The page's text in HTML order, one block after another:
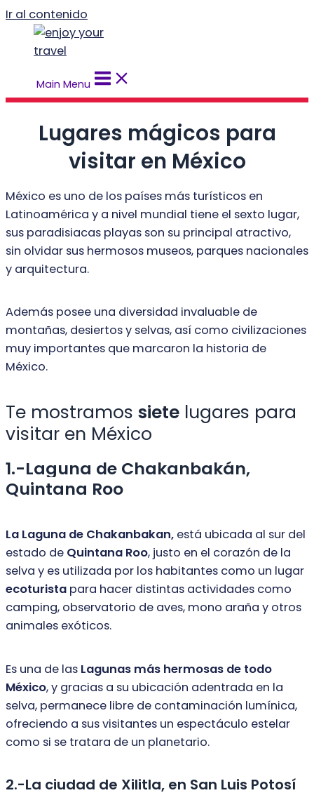
Ir al contenido
Main Menu
Lugares mágicos para
visitar en México
México es uno de los países más turísticos en
Latinoamérica y a nivel mundial tiene el sexto lugar,
sus paradisiacas playas son su principal atractivo,
sin olvidar sus hermosos museos, parques nacionales
y arquitectura.
Además posee una diversidad invaluable de
montañas, desiertos y selvas, así como civilizaciones
muy importantes que marcaron la historia de
México.
Te mostramos siete lugares para
visitar en México
1.-Laguna de Chakanbakán,
Quintana Roo
La Laguna de Chakanbakan, está ubicada al sur del
estado de Quintana Roo, justo en el corazón de la
selva y es utilizada por los habitantes como un lugar
ecoturista para hacer distintas actividades como
camping, observatorio de aves, mono araña y otros
animales exóticos.
Es una de las Lagunas más hermosas de todo
México, y gracias a su ubicación adentrada en la
selva, permanece libre de contaminación lumínica,
ofreciendo a sus visitantes un espectáculo estelar
como si se tratara de un planetario.
2.-La ciudad de Xilitla, en San Luis Potosí